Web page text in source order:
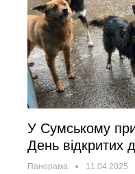
У Сумському
День відкритих
Панорама 11.04.2025